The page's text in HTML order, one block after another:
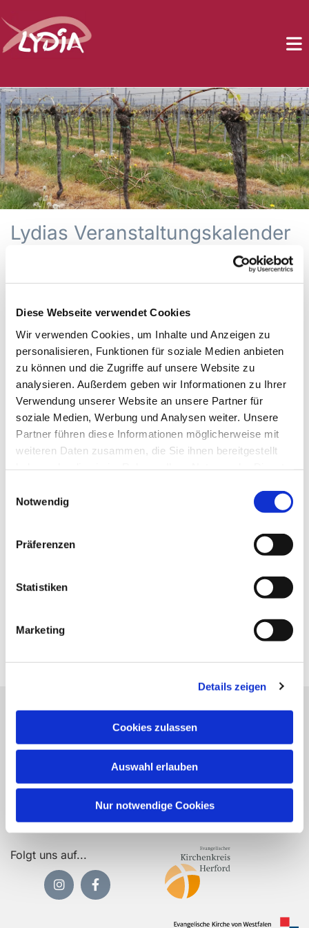
Diese Webseite verwendet Cookies
Wir verwenden Cookies, um Inhalte und Anzeigen zu
personalisieren, Funktionen für soziale Medien anbieten
zu können und die Zugriffe auf unsere Website zu
analysieren. Außerdem geben wir Informationen zu Ihrer
Verwendung unserer Website an unsere Partner für
soziale Medien, Werbung und Analysen weiter. Unsere
Partner führen diese Informationen möglicherweise mit
weiteren Daten zusammen, die Sie ihnen bereitgestellt
Notwendig
Präferenzen
Statistiken
Marketing
Details zeigen
Cookies zulassen
Auswahl erlauben
Nur notwendige Cookies
Lydias Veranstaltungskalender
Gottesdienste, Gruppen, Kreise, Konzert usw., alle
diese Termine werden in einem Kalender, dem Lydia-
kann der Kalender gefiltert werden. Wählen Sie dazu
einfach aus den Aktivitäten die gewünschte
Veranstaltungsart aus. Es können auch mehrere
Aktivitäten angeklickt und damit ausgewählt werden.
Ev.-Luth. Lydia-Kirchengemeinde Bünde - Wehmstr. 12
- 32257 Bünde
gemeindebuero@lydia-gemeinde.de
Folgt uns auf...